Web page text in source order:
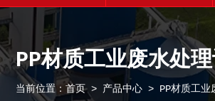
PP材质工业废水处
当前位置：首页> 产品中心 > PP材质工